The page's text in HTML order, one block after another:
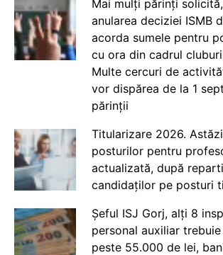
Mai mulți părinți
anularea deciziei ISMB
acorda sumele pentru
cu ora din cadrul
Multe cercuri de
vor dispărea de la 1
părinții
Titularizare 2026.
posturilor pentru
actualizată, după
candidaților pe posturi
Șeful ISJ Gorj, alți 8
personal auxiliar
peste 55.000 de lei,